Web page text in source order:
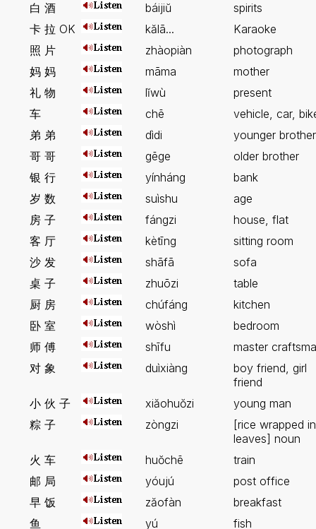
白 酒
báijiŭ
spirits
卡 拉 OK
kălā...
Karaoke
照 片
zhàopiàn
photograph
妈 妈
māma
mother
礼 物
lĭwù
present
车
chē
vehicle, car,
弟 弟
dìdi
younger brother
哥 哥
gēge
older brother
银 行
yínháng
bank
岁 数
suìshu
age
房 子
fángzi
house, flat
客 厅
kètīng
sitting room
沙 发
shāfā
sofa
桌 子
zhuōzi
table
厨 房
chúfáng
kitchen
卧 室
wòshì
bedroom
师 傅
shīfu
master
对 象
duìxiàng
boy friend, girl
friend
小 伙 子
xiăohuŏzi
young man
粽 子
zòngzi
[rice wrapped in
leaves] noun
火 车
huŏchē
train
邮 局
yóujú
post office
早 饭
zăofàn
breakfast
鱼
yú
fish